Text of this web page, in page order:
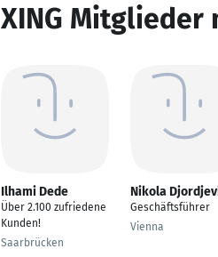
XING Mitglieder
Ilhami Dede
Über 2.100 zufriedene
Kunden!
Saarbrücken
Nikola
Geschäftsführer
Vienna